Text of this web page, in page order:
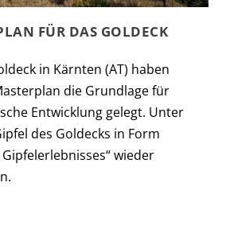
FÜR DAS GOLDECK
in Kärnten (AT) haben
die Grundlage für
Entwicklung gelegt. Unter
des Goldecks in Form
wieder